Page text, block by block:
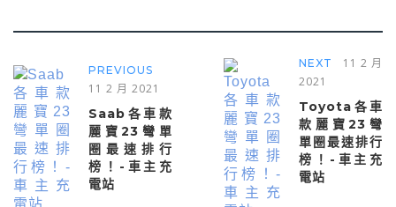
PREVIOUS
11 2 月 2021
Saab各車款
麗寶23彎單
圈最速排行
榜！-車主充
電站
NEXT
11 2 月
2021
Toyota各車
款麗寶23彎
單圈最速排行
榜！-車主充
電站